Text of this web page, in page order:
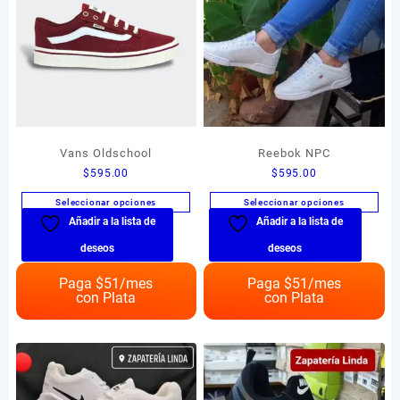
Vans Oldschool
$ 595.00
Seleccionar opciones
Este
tiene
múltiples
variantes.
pueden
elegir
Añadir a la lista de
deseos
Paga $51 /mes
con Plata
Reebok NPC
$ 595.00
Seleccionar opciones
Este
tiene
múltiples
variantes.
se
pueden
elegir
Añadir a la lista de
deseos
Paga $51 /mes
con Plata